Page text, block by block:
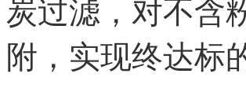
炭过滤，对不含
附，实现终达标